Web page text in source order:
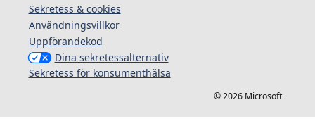
Sekretess & cookies
Användningsvillkor
Uppförandekod
Dina sekretessalternativ
Sekretess för konsumenthälsa
© 2026 Microsoft